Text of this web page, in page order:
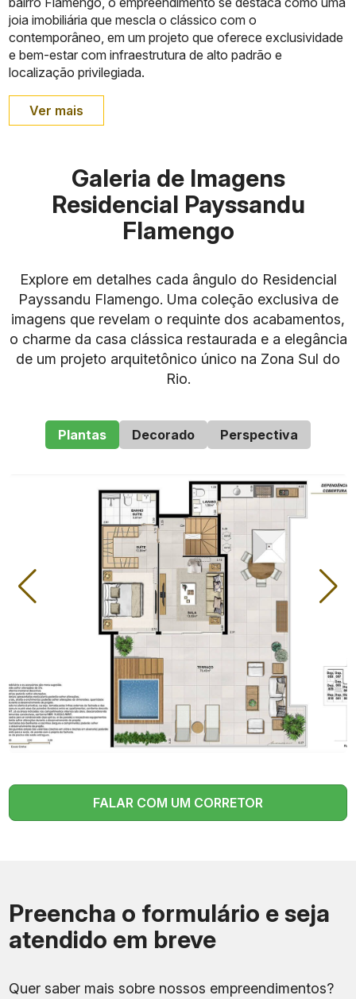
joia imobiliária que mescla o clássico com o
contemporâneo, em um projeto que oferece exclusividade
e bem-estar com infraestrutura de alto padrão e
localização privilegiada.
Localização
Flamengo – Rio de Janeiro
duplex
De 73 m² a 239 m²
2 a 4
Suítes 1 a 3
Vagas de garagem 1 ou 2 por unidade
Infraestrutura
Lazer completo, box
privativos, segurança
tecnológica
Fachada imponente, casa
Payssandu), projeto de
profissionais renomados
Ver mais
Galeria de Imagens
Residencial Payssandu
Flamengo
Explore em detalhes cada ângulo do Residencial
Payssandu Flamengo. Uma coleção exclusiva de
imagens que revelam o requinte dos acabamentos,
o charme da casa clássica restaurada e a elegância
de um projeto arquitetônico único na Zona Sul do
Rio.
Plantas Decorado Perspectiva
FALAR COM UM CORRETOR
Preencha o formulário e seja
atendido em breve
Quer saber mais sobre nossos empreendimentos?